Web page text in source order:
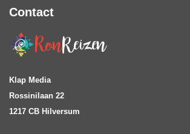
Contact
Klap Media
Rossinilaan 22
1217 CB Hilversum